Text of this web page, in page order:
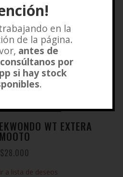
WT EXTERA
MOOTO
$28.000
a lista de deseos
en la
de la página.
antes de
por
si hay stock
.